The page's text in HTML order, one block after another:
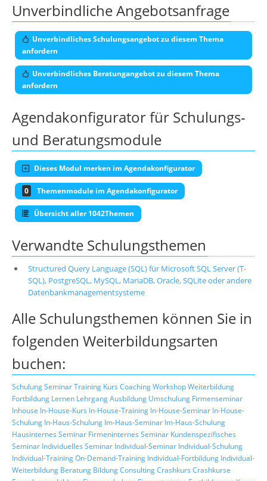
Unverbindliche Angebotsanfrage
Unverbindliches Schulungsangebot zu diesem Thema
anfordern
Unverbindliches Beratungangebot zu diesem Thema
anfordern
Agendakonfigurator für Schulungs-
und Beratungsmodule
Dieses Modul merken im Agendakonfigurator
0 Themenmodule im Agendakonfigurator
Übersicht aller 1042Themen
Verwandte Schulungsthemen
Structured Query Language (SQL) für Microsoft SQL Server (T-
SQL), PostgreSQL, MySQL, MariaDB, Oracle, SQLite oder andere
Datenbankmanagementsysteme
Alle Schulungsthemen können Sie in
folgenden Weiterbildungsarten
buchen:
SchulungSeminarTraining Kurs CoachingWorkshopWeiterbildung
Fortbildung Lernen LehrgangAusbildung Umschulung Firmenseminar
Inhouse In-House-Kurs In-House-Training In-House-Seminar In-House-
Schulung In-Haus-Schulung Im-Haus-Seminar Im-Haus-Schulung
Hausinternes Seminar Firmeninternes Seminar Kundenspezifisches
Seminar Individuelles Seminar Individual-Seminar Individual-Schulung
Individual-TrainingOn-Demand-Training Individual-Fortbildung Individual-
Weiterbildung Beratung BildungConsultingCrashkurs Crashkurse